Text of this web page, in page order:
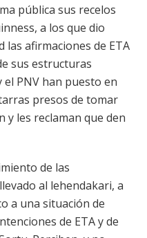
pública sus recelos
a los que dio
las afirmaciones de ETA
sus estructuras
el PNV han puesto en
presos de tomar
y les reclaman que den
de las
al lehendakari, a
a una situación de
de ETA y de